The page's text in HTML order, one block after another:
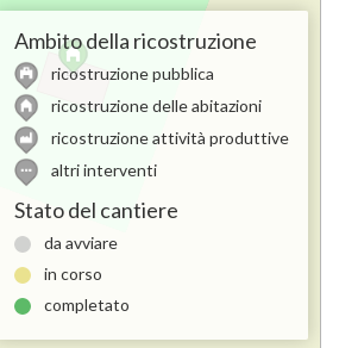
Ambito della ricostruzione
ricostruzione pubblica
ricostruzione delle abitazioni
ricostruzione attività produttive
altri interventi
Stato del cantiere
da avviare
in corso
completato